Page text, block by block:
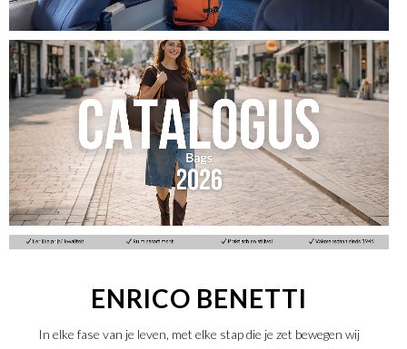
KLIK HIER
ENRICO BENETTI
In elke fase van je leven, met elke stap die je zet bewegen wij